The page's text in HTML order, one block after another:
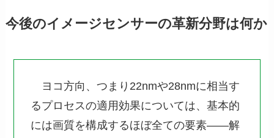
今後のイメージセンサーの革新分野は何か
ヨコ方向、つまり22nmや28nmに相当す
るプロセスの適用効果については、基本的
には画質を構成するほぼ全ての要素――解